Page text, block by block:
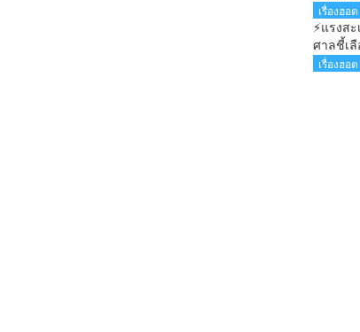
ป่วยเพิ่
ชีวิต
เรื่องฮอ
⚡แรงส
ศาลชี้เ
เลือกตั้
เรื่องฮอ